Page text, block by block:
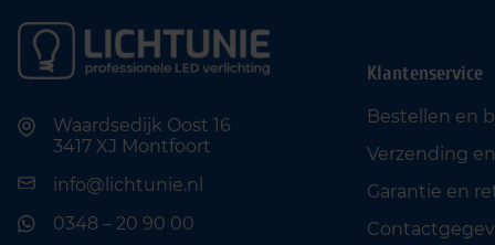
Waardsedijk Oost 16
3417 XJ Montfoort
info@lichtunie.nl
0348 – 20 90 00
Klantenservice
Bestellen en
Verzending
Garantie en